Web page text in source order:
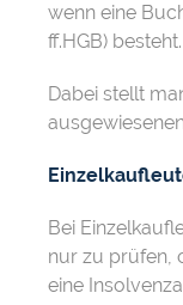
wenn eine
ff.HGB) besteht.
Dabei stellt
Bei
nur zu prüfen,
eine